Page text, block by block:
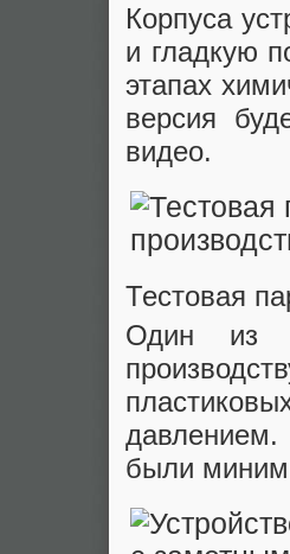
Корпуса
и гладкую
этапах
версия
видео.
Тестовая
Один из
были